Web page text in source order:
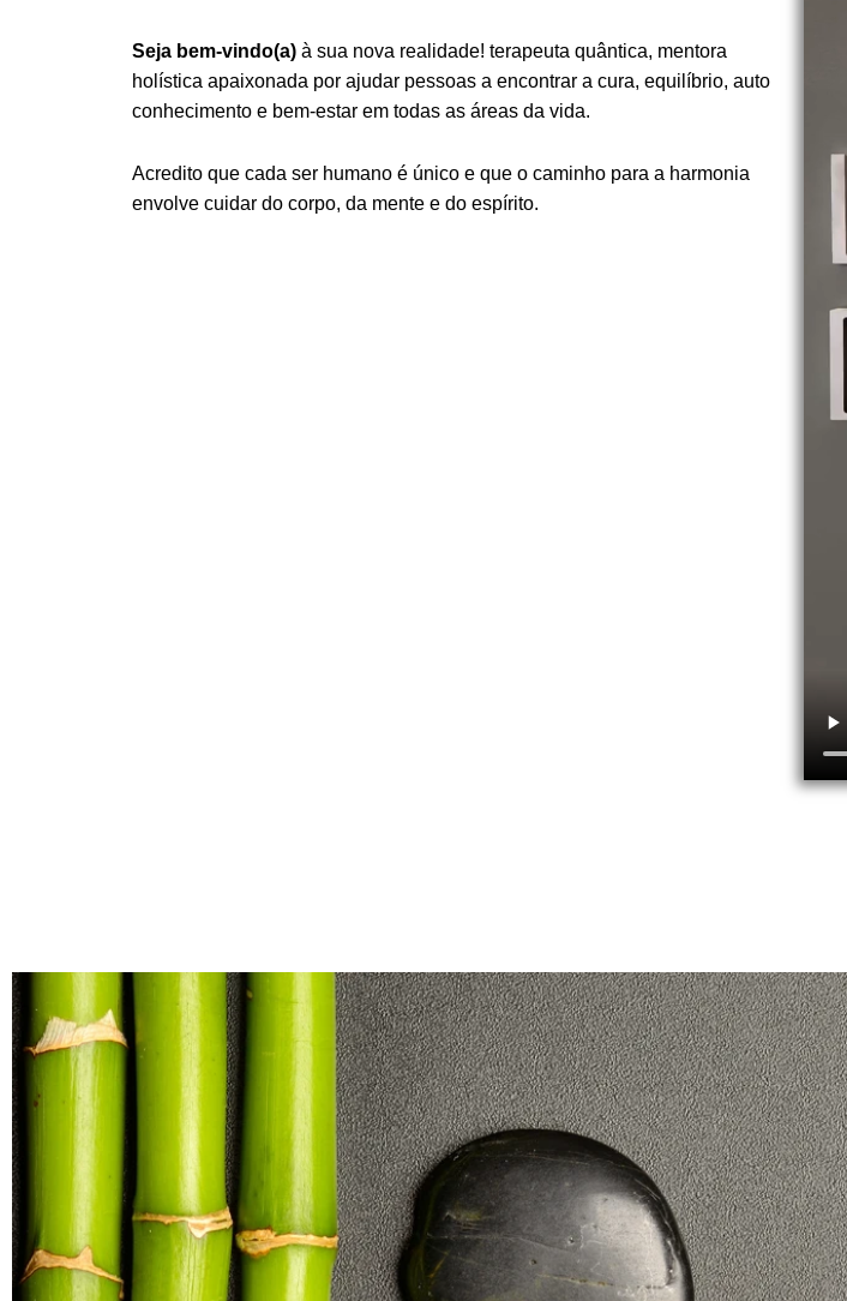
Seja bem-vindo(a) à sua nova realidade! terapeuta quântica, mentora
holística apaixonada por ajudar pessoas a encontrar a cura, equilíbrio, auto
conhecimento e bem-estar em todas as áreas da vida.
Acredito que cada ser humano é único e que o caminho para a harmonia
envolve cuidar do corpo, da mente e do espírito.